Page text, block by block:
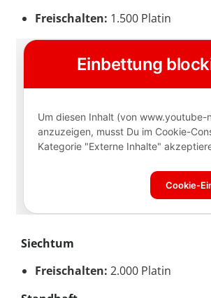
Freischalten: 1.500 Platin
Siechtum
Freischalten: 2.000 Platin